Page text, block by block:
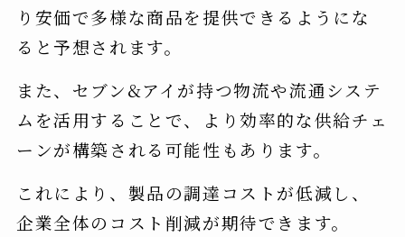
り安価で多様な商品を提供できるようにな
ると予想されます。
また、セブン&アイが持つ物流や流通システ
ムを活用することで、より効率的な供給チェ
ーンが構築される可能性もあります。
これにより、製品の調達コストが低減し、
企業全体のコスト削減が期待できます。